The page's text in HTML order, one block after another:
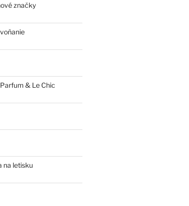
značky
& Le Chic
na letisku